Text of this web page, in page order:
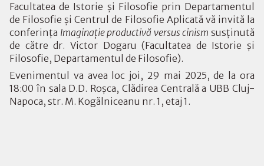
Facultatea de Istorie și Filosofie prin Departamentul
de Filosofie și Centrul de Filosofie Aplicată vă invită la
conferința Imaginație productivă versus cinism susținută
de către dr. Victor Dogaru (Facultatea de Istorie și
Filosofie, Departamentul de Filosofie).
Evenimentul va avea loc joi, 29 mai 2025, de la ora
18:00 în sala D.D. Roșca, Clădirea Centrală a UBB Cluj-
Napoca, str. M. Kogălniceanu nr. 1, etaj 1.